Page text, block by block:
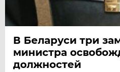
В Беларуси три
министра
должностей